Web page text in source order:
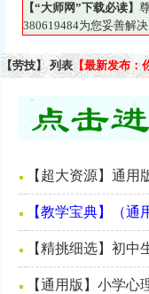
【“大师网”下载必读】
380619484为您妥善解
【劳技】 列表【最新发布：
【超大资源】通用
【教学宝典】（通
【精挑细选】初中
【通用版】小学心